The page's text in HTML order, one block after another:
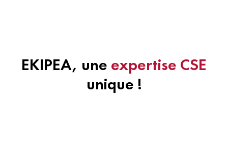
EKIPEA, une expertise CSE
unique !